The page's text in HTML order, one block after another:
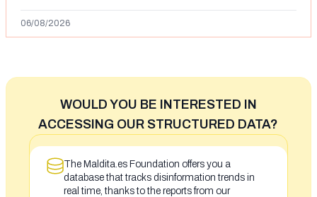
06/08/2026
WOULD YOU BE INTERESTED IN
ACCESSING OUR STRUCTURED DATA?
The Maldita.es Foundation offers you a
database that tracks disinformation trends in
real time, thanks to the reports from our